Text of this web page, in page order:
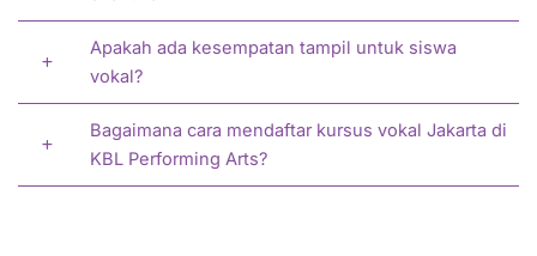
Apakah ada kesempatan tampil untuk siswa
vokal?
Bagaimana cara mendaftar kursus vokal Jakarta di
KBL Performing Arts?